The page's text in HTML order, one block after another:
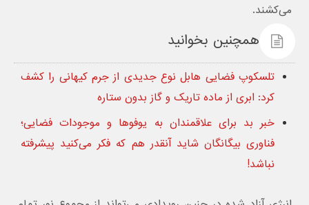
می‌کشند.
همچنین بخوانید
تلسکوپ فضایی هابل نوع جدیدی از جرم کیهانی را کشف
کرد: ابری از ماده تاریک و گاز بدون ستاره
خبر بد برای علاقمندان به یوفوها و موجودات فضایی؛
فناوری بیگانگان شاید آنقدر هم که فکر می‌کنید پیشرفته
نباشد!